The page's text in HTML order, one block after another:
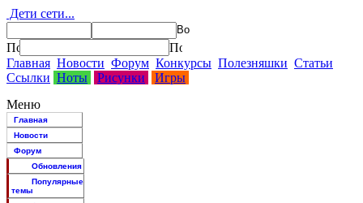
Дети сети...
Главная Новости Форум Конкурсы Полезняшки Статьи
Ссылки Ноты Рисунки
Игры
Меню
Главная
Новости
Форум
Обновления
Популярные
темы